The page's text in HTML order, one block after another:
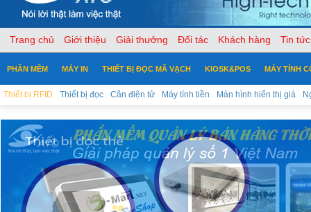
Trang chủ Giới thiệu Giải thưởng Đối tác Khách hàng Tin tức
PHẦN MỀM MÁY IN THIẾT BỊ ĐỌC MÃ VẠCH KIOSK&POS MÁY TÍNH
Thiết bị RFID Thiết bị đọc Cân điện tử Máy tính tiền Màn hình hiển thị giá